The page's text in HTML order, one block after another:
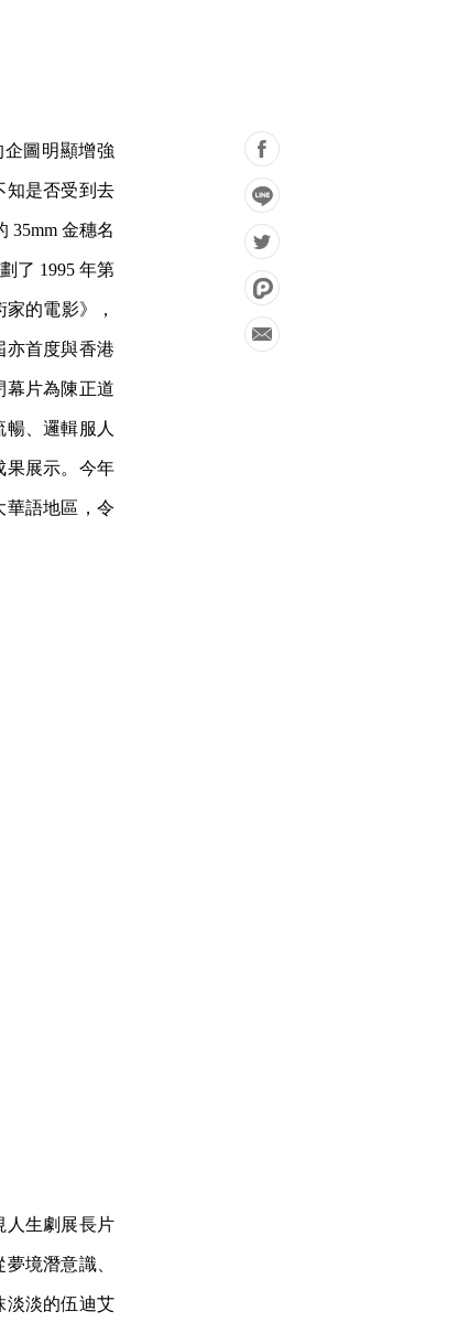
圖明顯增強
知是否受到去
35mm 金穗名
了 1995 年第
的電影》，
亦首度與香港
幕片為陳正道
、邏輯服人
果展示。今年
華語地區，令
人生劇展長片
境潛意識、
淡淡的伍迪艾